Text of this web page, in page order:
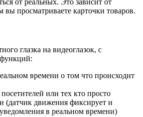
вы просматриваете карточки товаров.
глазка на видеоглазок, с
времени о том что происходит
или тех кто просто
(датчик движения фиксирует и
в реальном времени)